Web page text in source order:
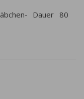
Dauer 80